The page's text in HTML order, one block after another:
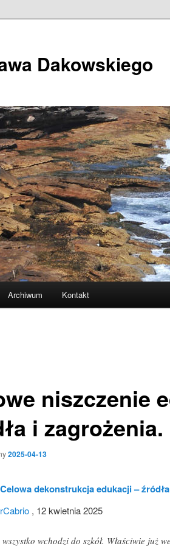
Dakowskiego
Archiwum Kontakt
niszczenie
i zagrożenia.
2025-04-13
Celowa dekonstrukcja edukacji –
, 12 kwietnia 2025
wszystko wchodzi do szkół. Właściwie już